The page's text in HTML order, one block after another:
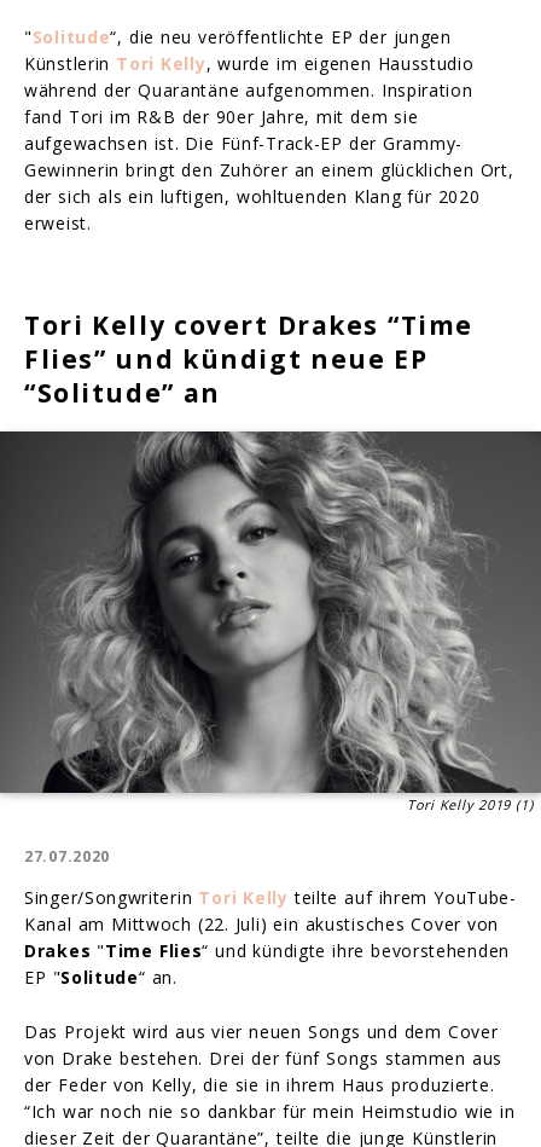
"Solitude“, die neu veröffentlichte EP der jungen
Künstlerin Tori Kelly, wurde im eigenen Hausstudio
während der Quarantäne aufgenommen. Inspiration
fand Tori im R&B der 90er Jahre, mit dem sie
aufgewachsen ist. Die Fünf-Track-EP der Grammy-
Gewinnerin bringt den Zuhörer an einem glücklichen Ort,
der sich als ein luftigen, wohltuenden Klang für 2020
erweist.
Tori Kelly covert Drakes “Time
Flies” und kündigt neue EP
“Solitude” an
Tori Kelly 2019 (1)
27.07.2020
Singer/Songwriterin Tori Kelly teilte auf ihrem YouTube-
Kanal am Mittwoch (22. Juli) ein akustisches Cover von
Drakes "Time Flies“ und kündigte ihre bevorstehenden
EP "Solitude“ an.
Das Projekt wird aus vier neuen Songs und dem Cover
von Drake bestehen. Drei der fünf Songs stammen aus
der Feder von Kelly, die sie in ihrem Haus produzierte.
“Ich war noch nie so dankbar für mein Heimstudio wie in
dieser Zeit der Quarantäne”, teilte die junge Künstlerin